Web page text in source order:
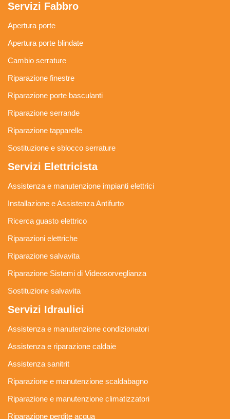
Servizi Fabbro
Apertura porte
Apertura porte blindate
Cambio serrature
Riparazione finestre
Riparazione porte basculanti
Riparazione serrande
Riparazione tapparelle
Sostituzione e sblocco serrature
Servizi Elettricista
Assistenza e manutenzione impianti elettrici
Installazione e Assistenza Antifurto
Ricerca guasto elettrico
Riparazioni elettriche
Riparazione salvavita
Riparazione Sistemi di Videosorveglianza
Sostituzione salvavita
Servizi Idraulici
Assistenza e manutenzione condizionatori
Assistenza e riparazione caldaie
Assistenza sanitrit
Riparazione e manutenzione scaldabagno
Riparazione e manutenzione climatizzatori
Riparazione perdite acqua